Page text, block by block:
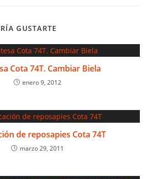
GUSTARTE
Cota 74T. Cambiar Biela
enero 9, 2012
de reposapies Cota 74T
marzo 29, 2011